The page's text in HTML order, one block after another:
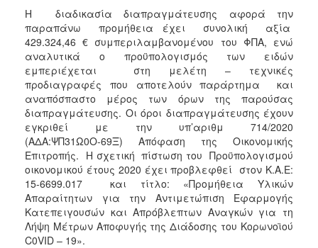
Η διαδικασία διαπραγμάτευσης αφορά την
παραπάνω προμήθεια έχει συνολική αξία
429.324,46 € συμπεριλαμβανομένου του ΦΠΑ, ενώ
αναλυτικά ο προϋπολογισμός των ειδών
εμπεριέχεται στη μελέτη – τεχνικές
προδιαγραφές που αποτελούν παράρτημα και
αναπόσπαστο μέρος των όρων της παρούσας
διαπραγμάτευσης. Οι όροι διαπραγμάτευσης έχουν
εγκριθεί με την υπ’αριθμ 714/2020
(ΑΔΑ:ΨΠ31Ω0Ο-69Ξ) Απόφαση της Οικονομικής
Επιτροπής. Η σχετική πίστωση του Προϋπολογισμού
οικονομικού έτους 2020 έχει προβλεφθεί στον Κ.Α.Ε:
15-6699.017 και τίτλο: «Προμήθεια Υλικών
Απαραίτητων για την Αντιμετώπιση Εφαρμογής
Κατεπειγουσών και Απρόβλεπτων Αναγκών για τη
Λήψη Μέτρων Αποφυγής της Διάδοσης του Κορωνοϊού
C0VID – 19».